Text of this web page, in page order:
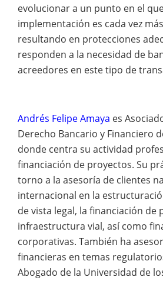
evolucionar a un punto en el
implementación es cada vez
resultando en protecciones
responden a la necesidad de
acreedores en este tipo de
Andrés Felipe Amaya es
Derecho Bancario y Financiero
donde centra su actividad
financiación de proyectos. Su
torno a la asesoría de clientes
internacional en la
de vista legal, la financiación de
infraestructura vial, así como
corporativas. También ha
financieras en temas
Abogado de la Universidad de